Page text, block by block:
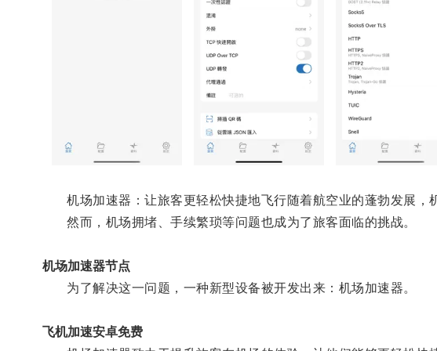
机场加速器：让旅客更轻松快捷地飞行随着航空业的蓬勃发展，
然而，机场拥堵、手续繁琐等问题也成为了旅客面临的挑战。
机场加速器节点
为了解决这一问题，一种新型设备被开发出来：机场加速器。
飞机加速安卓免费